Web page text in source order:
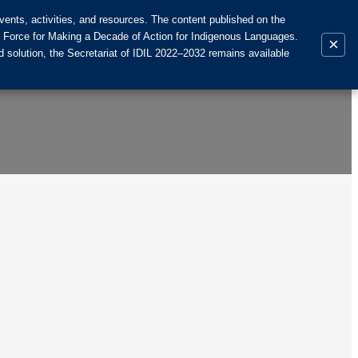
activities, and resources. The content published on the
for Making a Decade of Action for Indigenous Languages.
the Secretariat of IDIL 2022–2032 remains available
×